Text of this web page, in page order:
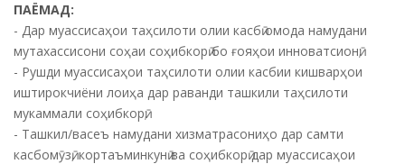
ПАЁМАД:
- Дар муассисаҳои таҳсилоти олии касбӣ омода намудани
мутахассисони соҳаи соҳибкорӣ бо ғояҳои инноватсионӣ;
- Рушди муассисаҳои таҳсилоти олии касбии кишварҳои
иштирокчиёни лоиҳа дар раванди ташкили таҳсилоти
мукаммали соҳибкорӣ;
- Ташкил/васеъ намудани хизматрасониҳо дар самти
касбомӯзӣ, кортаъминкунӣ ва соҳибкорӣ дар муассисаҳои